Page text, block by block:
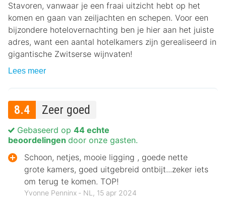
Stavoren, vanwaar je een fraai uitzicht hebt op het
komen en gaan van zeiljachten en schepen. Voor een
bijzondere hotelovernachting ben je hier aan het juiste
adres, want een aantal hotelkamers zijn gerealiseerd in
gigantische Zwitserse wijnvaten!
Lees meer
8.4 Zeer goed
Gebaseerd op 44 echte
beoordelingen door onze gasten.
Schoon, netjes, mooie ligging , goede nette
grote kamers, goed uitgebreid ontbijt...zeker iets
om terug te komen. TOP!
Yvonne Penninx ‐ NL, 15 apr 2024